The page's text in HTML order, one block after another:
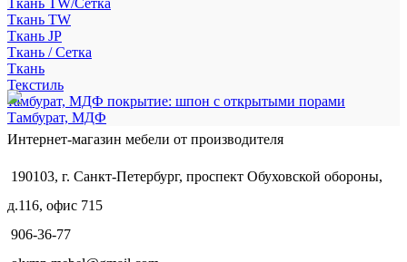
Ткань TW
Ткань JP
Ткань / Сетка
Ткань
Текстиль
тамбурат, МДФ покрытие: шпон с открытыми порами
Тамбурат, МДФ
Интернет-магазин мебели от производителя
190103, г. Санкт-Петербург, проспект Обуховской обороны,
д.116, офис 715
906-36-77